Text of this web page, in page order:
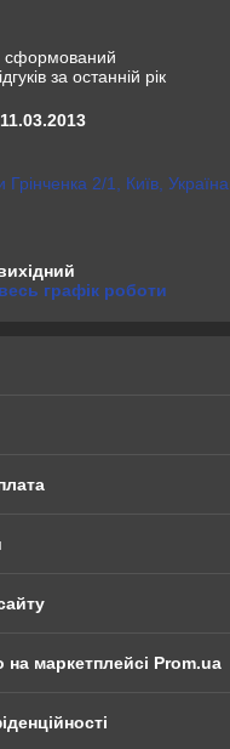
сформований
за останній рік
2/1, Київ, Україна
графік роботи
маркетплейсі Prom.ua